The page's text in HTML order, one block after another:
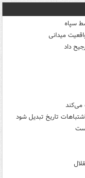
سپاه
میدانی
داد
تاریخ تبدیل شود